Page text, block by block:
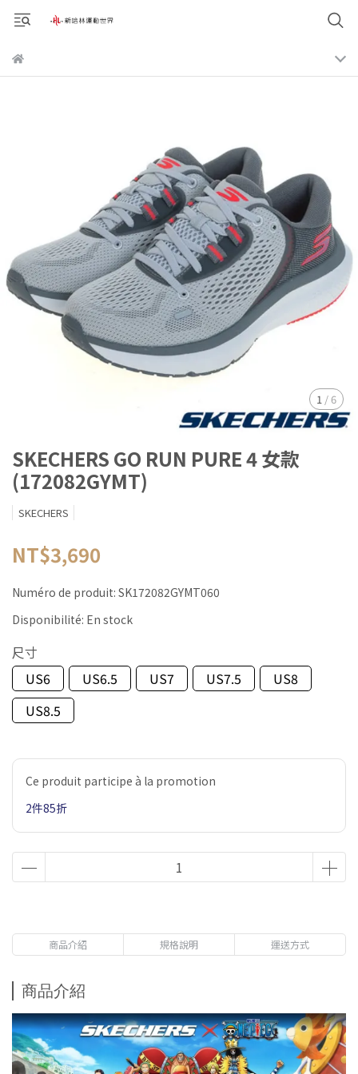
1 /6
SKECHERS GO RUN PURE 4 女款
(172082GYMT)
SKECHERS
NT$3,690
Numéro de produit: SK172082GYMT060
Disponibilité: En stock
尺寸
US6
US6.5 US7 US7.5
US8
US8.5
Ce produit participe à la promotion
2件85折
商品介紹 規格說明 運送方式
商品介紹